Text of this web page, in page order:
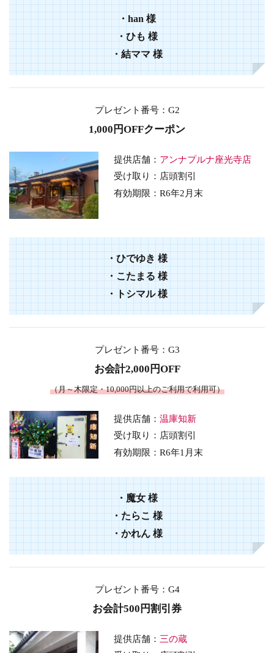
・han 様
・ひも様
・結ママ様
プレゼント番号：G2
1,000円OFFクーポン
提供店舗： アンナプルナ座光寺店
受け取り：店頭割引
有効期限：R6年2 月末
・ひでゆき様
・こたまる様
・トシマル様
プレゼント番号：G3
お会計2,000円OFF
（月～木限定・10,000円以上のご利用で利用可）
提供店舗：温庫知新
受け取り：店頭割引
有効期限：R6年1月末
・魔女様
・たらこ様
・かれん様
プレゼント番号：G4
お会計500円割引券
提供店舗：三の蔵